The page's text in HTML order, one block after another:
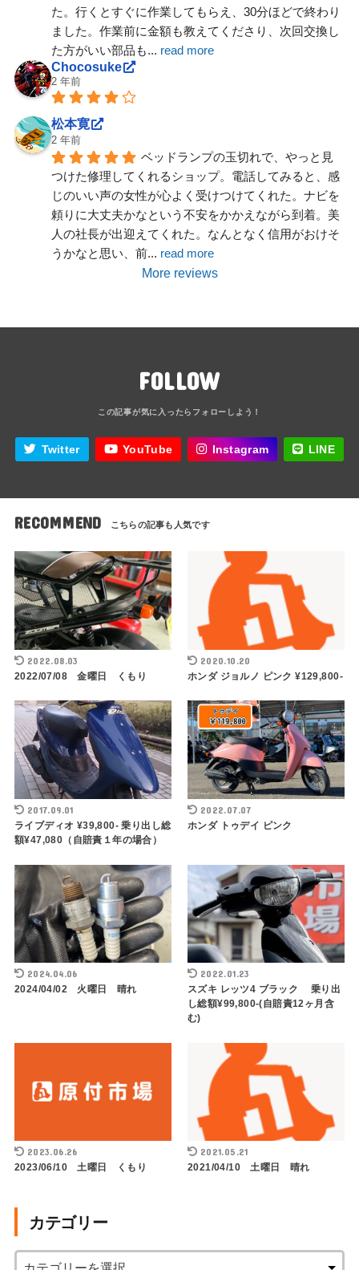
た。行くとすぐに作業してもらえ、30分ほどで終わり
ました。作業前に金額も教えてくださり、次回交換し
た方がいい部品も... read more
Chocosuke
2 年前
松本寛
2 年前
ベッドランプの玉切れで、やっと見
つけた修理してくれるショップ。電話してみると、感
じのいい声の女性が心よく受けつけてくれた。ナビを
頼りに大丈夫かなという不安をかかえながら到着。美
人の社長が出迎えてくれた。なんとなく信用がおけそ
うかなと思い、前... read more
More reviews
FOLLOW
Twitter YouTube Instagram LINE
RECOMMEND
2022.08.03
2022/07/08 金曜日 くもり
2020.10.20
ホンダ ジョルノ ピンク ¥129,800-
2017.09.01
ライブディオ ¥39,800- 乗り出し総
額¥47,080（自賠責１年の場合）
2022.07.07
ホンダ トゥデイ ピンク
2024.04.06
2024/04/02 火曜日 晴れ
2022.01.23
スズキ レッツ4 ブラック 乗り出
し総額¥99,800-(自賠責12ヶ月含
む)
2023.06.26
2023/06/10 土曜日 くもり
2021.05.21
2021/04/10 土曜日 晴れ
カテゴリー